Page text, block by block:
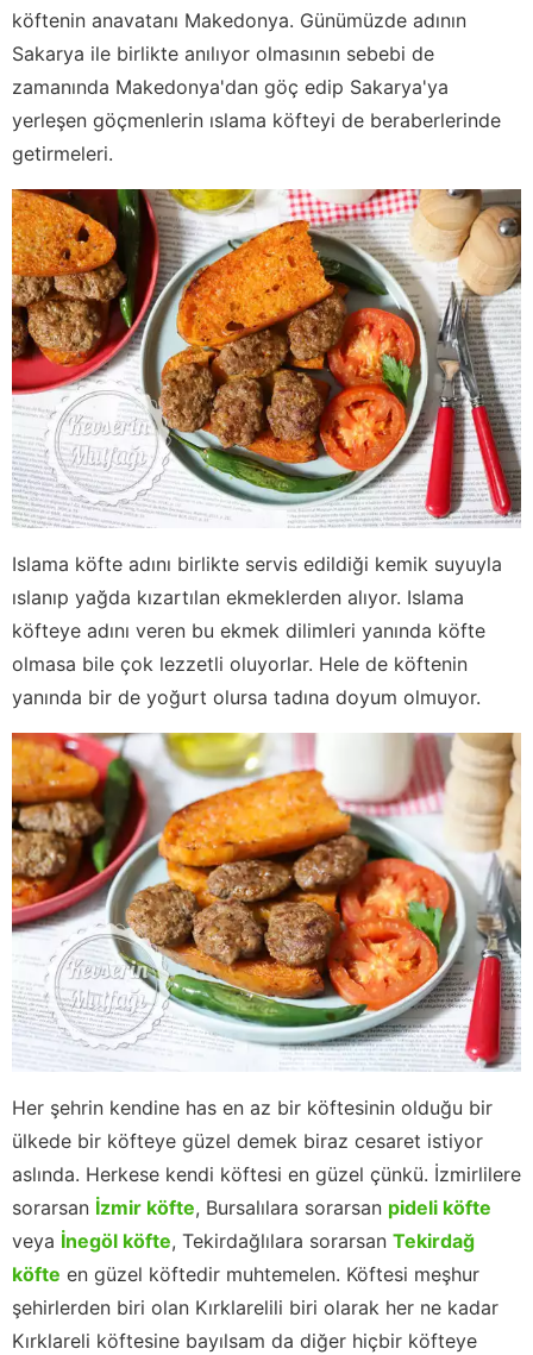
köftenin anavatanı Makedonya. Günümüzde adının
Sakarya ile birlikte anılıyor olmasının sebebi de
zamanında Makedonya'dan göç edip Sakarya'ya
yerleşen göçmenlerin ıslama köfteyi de beraberlerinde
getirmeleri.
Islama köfte adını birlikte servis edildiği kemik suyuyla
ıslanıp yağda kızartılan ekmeklerden alıyor. Islama
köfteye adını veren bu ekmek dilimleri yanında köfte
olmasa bile çok lezzetli oluyorlar. Hele de köftenin
yanında bir de yoğurt olursa tadına doyum olmuyor.
Her şehrin kendine has en az bir köftesinin olduğu bir
ülkede bir köfteye güzel demek biraz cesaret istiyor
aslında. Herkese kendi köftesi en güzel çünkü. İzmirlilere
sorarsan İzmir köfte, Bursalılara sorarsan pideli köfte
veya İnegöl köfte, Tekirdağlılara sorarsan Tekirdağ
köfte en güzel köftedir muhtemelen. Köftesi meşhur
şehirlerden biri olan Kırklarelili biri olarak her ne kadar
Kırklareli köftesine bayılsam da diğer hiçbir köfteye